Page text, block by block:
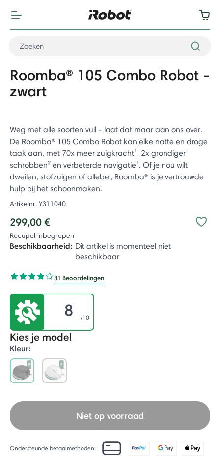
Roomba® 105 Combo Robot -
zwart
Weg met alle soorten vuil - laat dat maar aan ons over.
De Roomba® 105 Combo Robot kan elke natte en droge
taak aan, met 70x meer zuigkracht¹, 2x grondiger
schrobben² en verbeterde navigatie¹. Of je nou wilt
dweilen, stofzuigen of allebei, Roomba® is je vertrouwde
hulp bij het schoonmaken.
Artikelnr. Y311040
299,00 €
Recupel inbegrepen
Beschikbaarheid: Dit artikel is momenteel niet
beschikbaar
81 Beoordelingen
8 /10
Kies je model
Kleur:
Niet op voorraad
Ondersteunde betaalmethoden: